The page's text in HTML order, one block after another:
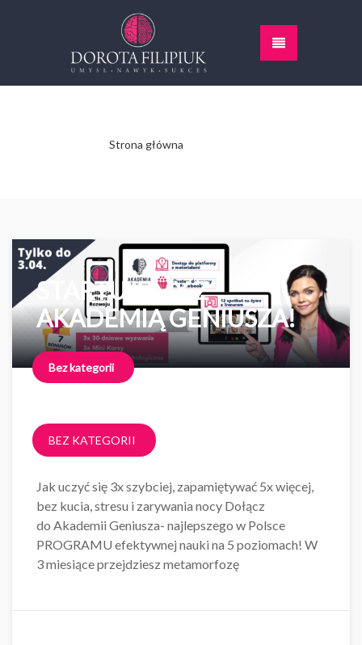
Strona główna
STARTUJEMY Z
AKADEMIĄ GENIUSZA!
Bez kategorii
BEZ KATEGORII
Jak uczyć się 3x szybciej, zapamiętywać 5x więcej,
bez kucia, stresu i zarywania nocy Dołącz
do Akademii Geniusza- najlepszego w Polsce
PROGRAMU efektywnej nauki na 5 poziomach! W
3 miesiące przejdziesz metamorfozę